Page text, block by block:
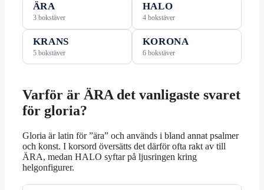
ÄRA
3 bokstäver
HALO
4 bokstäver
KRANS
5 bokstäver
KORONA
6 bokstäver
Varför är ÄRA det vanligaste svaret
för gloria?
Gloria är latin för ”ära” och används i bland annat psalmer
och konst. I korsord översätts det därför ofta rakt av till
ÄRA, medan HALO syftar på ljusringen kring
helgonfigurer.